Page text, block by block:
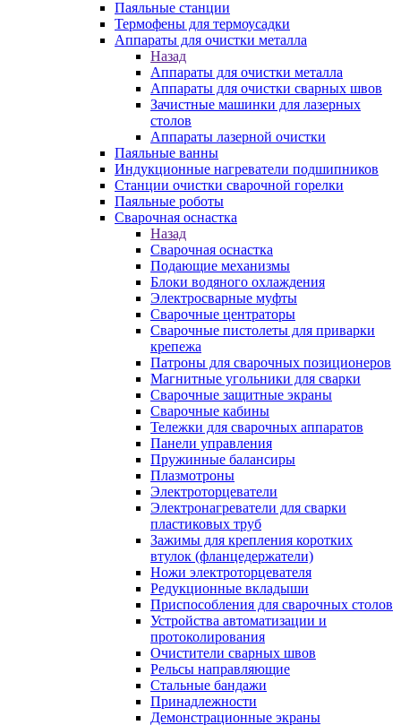
Паяльные станции
Термофены для термоусадки
Аппараты для очистки металла
Назад
Аппараты для очистки металла
Аппараты для очистки сварных швов
Зачистные машинки для лазерных
столов
Аппараты лазерной очистки
Паяльные ванны
Индукционные нагреватели подшипников
Станции очистки сварочной горелки
Паяльные роботы
Сварочная оснастка
Назад
Сварочная оснастка
Подающие механизмы
Блоки водяного охлаждения
Электросварные муфты
Сварочные центраторы
Сварочные пистолеты для приварки
крепежа
Патроны для сварочных позиционеров
Магнитные угольники для сварки
Сварочные защитные экраны
Сварочные кабины
Тележки для сварочных аппаратов
Панели управления
Пружинные балансиры
Плазмотроны
Электроторцеватели
Электронагреватели для сварки
пластиковых труб
Зажимы для крепления коротких
втулок (фланцедержатели)
Ножи электроторцевателя
Редукционные вкладыши
Приспособления для сварочных столов
Устройства автоматизации и
протоколирования
Очистители сварных швов
Рельсы направляющие
Стальные бандажи
Принадлежности
Демонстрационные экраны